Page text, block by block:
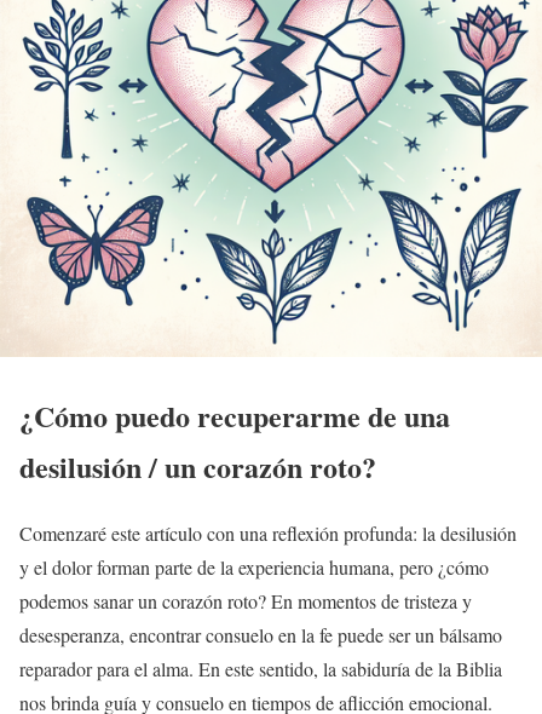
¿Cómo puedo recuperarme de una
desilusión / un corazón roto?
Comenzaré este artículo con una reflexión profunda: la desilusión
y el dolor forman parte de la experiencia humana, pero ¿cómo
podemos sanar un corazón roto? En momentos de tristeza y
desesperanza, encontrar consuelo en la fe puede ser un bálsamo
reparador para el alma. En este sentido, la sabiduría de la Biblia
nos brinda guía y consuelo en tiempos de aflicción emocional.